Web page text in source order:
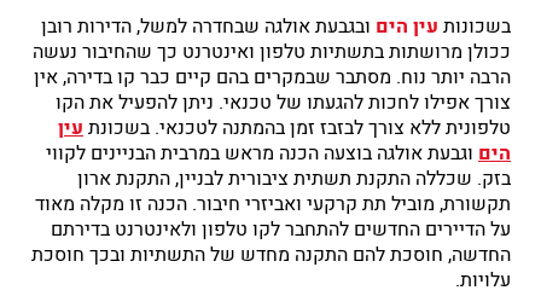
בשכונות עין הים ובגבעת אולגה שבחדרה למשל, הדירות רובן
ככולן מרושתות בתשתיות טלפון ואינטרנט כך שהחיבור נעשה
הרבה יותר נוח. מסתבר שבמקרים בהם קיים כבר קו בדירה, אין
צורך אפילו לחכות להגעתו של טכנאי. ניתן להפעיל את הקו
טלפונית ללא צורך לבזבז זמן בהמתנה לטכנאי. בשכונת עין
הים וגבעת אולגה בוצעה הכנה מראש במרבית הבניינים לקווי
בזק. שכללה התקנת תשתית ציבורית לבניין, התקנת ארון
תקשורת, מוביל תת קרקעי ואביזרי חיבור. הכנה זו מקלה מאוד
על הדיירים החדשים להתחבר לקו טלפון ולאינטרנט בדירתם
החדשה, חוסכת להם התקנה מחדש של התשתיות ובכך חוסכת
עלויות.